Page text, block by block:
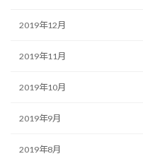
2019年12月
2019年11月
2019年10月
2019年9月
2019年8月